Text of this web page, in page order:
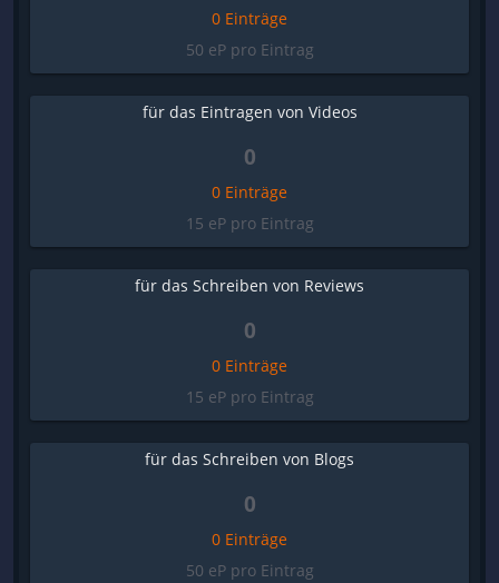
0 Einträge
50 eP pro Eintrag
für das Eintragen von Videos
0
0 Einträge
15 eP pro Eintrag
für das Schreiben von Reviews
0
0 Einträge
15 eP pro Eintrag
für das Schreiben von Blogs
0
0 Einträge
50 eP pro Eintrag